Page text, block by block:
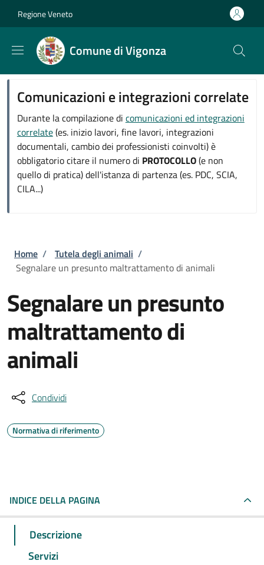
Regione Veneto
Comune di Vigonza
Comunicazioni e integrazioni correlate
Durante la compilazione di comunicazioni ed integrazioni
correlate(es. inizio lavori, fine lavori, integrazioni
documentali, cambio dei professionisti coinvolti) è
obbligatorio citare il numero di PROTOCOLLO(e non
quello di pratica) dell'istanza di partenza (es. PDC, SCIA,
CILA...)
Briciole di pane
Home / Tutela degli animali /
Segnalare un presunto maltrattamento di animali
Segnalare un presunto
maltrattamento di
animali
Condividi
Normativa di riferimento
INDICE DELLA PAGINA
Descrizione
Servizi